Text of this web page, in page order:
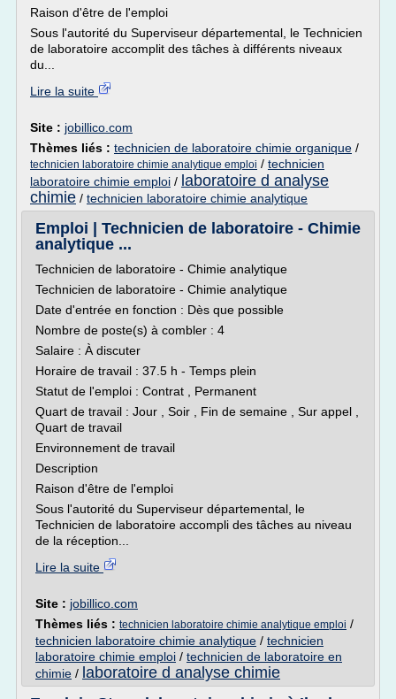
Raison d'être de l'emploi
Sous l'autorité du Superviseur départemental, le Technicien
de laboratoire accomplit des tâches à différents niveaux
du...
Lire la suite
Site : jobillico.com
Thèmes liés : technicien de laboratoire chimie organique /
technicien laboratoire chimie analytique emploi / technicien
laboratoire chimie emploi / laboratoire d analyse
chimie / technicien laboratoire chimie analytique
Emploi | Technicien de laboratoire - Chimie
analytique ...
Technicien de laboratoire - Chimie analytique
Technicien de laboratoire - Chimie analytique
Date d'entrée en fonction : Dès que possible
Nombre de poste(s) à combler : 4
Salaire : À discuter
Horaire de travail : 37.5 h - Temps plein
Statut de l'emploi : Contrat , Permanent
Quart de travail : Jour , Soir , Fin de semaine , Sur appel ,
Quart de travail
Environnement de travail
Description
Raison d'être de l'emploi
Sous l'autorité du Superviseur départemental, le
Technicien de laboratoire accompli des tâches au niveau
de la réception...
Lire la suite
Site : jobillico.com
Thèmes liés : technicien laboratoire chimie analytique emploi /
technicien laboratoire chimie analytique / technicien
laboratoire chimie emploi / technicien de laboratoire en
chimie / laboratoire d analyse chimie